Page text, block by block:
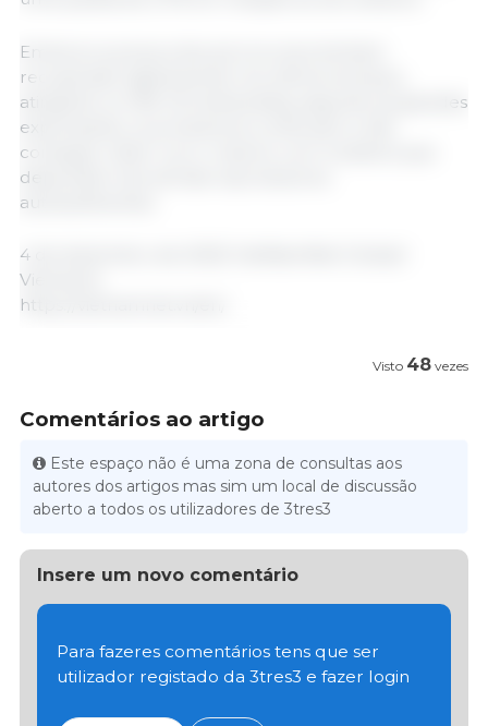
Embora os preços dos porcos vivos tenham
recuperado ligeiramente nos últimos tempos,
atingindo os 1,99–2,15 dólares/kg, segundo as grandes
explorações, os produtores continuam a não
conseguir obter lucro, mesmo com modelos que
dependem de animais reprodutores
autossuficientes.
4 de dezembro de 2025/ VietNamNet Global/
Vietname
https://vietnamnet.vn/en/
Visto 48 vezes
Comentários ao artigo
Este espaço não é uma zona de consultas aos
autores dos artigos mas sim um local de discussão
aberto a todos os utilizadores de 3tres3
Insere um novo comentário
Para fazeres comentários tens que ser
utilizador registado da 3tres3 e fazer login